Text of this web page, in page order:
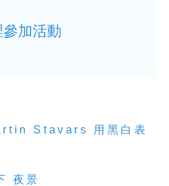
加活動
Stavars 用黑白表
夜景